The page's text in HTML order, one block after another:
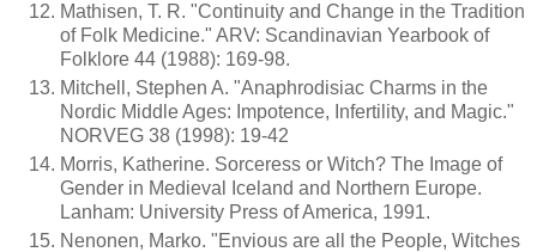
Mathisen, T. R. "Continuity and Change in the Tradition
of Folk Medicine." ARV: Scandinavian Yearbook of
Folklore 44 (1988): 169-98.
Mitchell, Stephen A. "Anaphrodisiac Charms in the
Nordic Middle Ages: Impotence, Infertility, and Magic."
NORVEG 38 (1998): 19-42
Morris, Katherine. Sorceress or Witch? The Image of
Gender in Medieval Iceland and Northern Europe.
Lanham: University Press of America, 1991.
Nenonen, Marko. "Envious are all the People, Witches